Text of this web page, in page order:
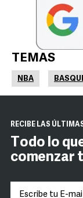
TEMAS
NBA
RECIBE LAS
Todo lo
comenzar